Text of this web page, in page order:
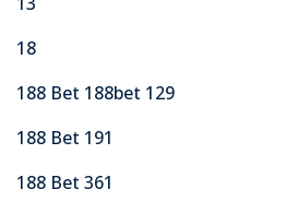
18
188 Bet 188bet 129
188 Bet 191
188 Bet 361